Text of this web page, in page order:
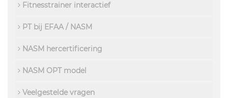
Fitnesstrainer interactief
PT bij EFAA / NASM
NASM hercertificering
NASM OPT model
Veelgestelde vragen